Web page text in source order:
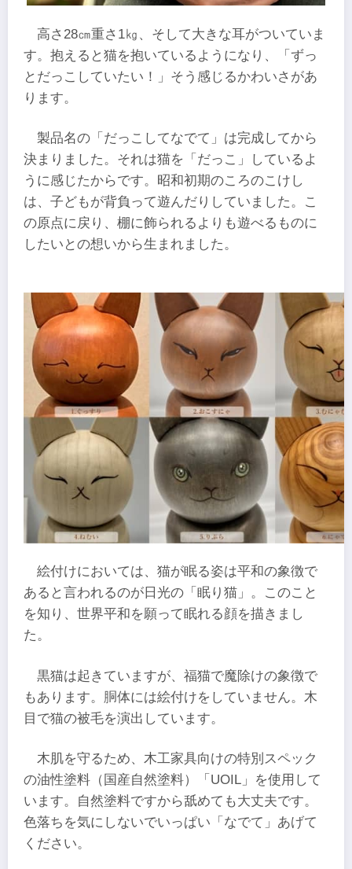
高さ28㎝重さ1㎏、そして大きな耳がついていま
す。抱えると猫を抱いているようになり、「ずっ
とだっこしていたい！」そう感じるかわいさがあ
ります。
製品名の「だっこしてなでて」は完成してから
決まりました。それは猫を「だっこ」しているよ
うに感じたからです。昭和初期のころのこけし
は、子どもが背負って遊んだりしていました。こ
の原点に戻り、棚に飾られるよりも遊べるものに
したいとの想いから生まれました。
絵付けにおいては、猫が眠る姿は平和の象徴で
あると言われるのが日光の「眠り猫」。このこと
を知り、世界平和を願って眠れる顔を描きまし
た。
黒猫は起きていますが、福猫で魔除けの象徴で
もあります。胴体には絵付けをしていません。木
目で猫の被毛を演出しています。
木肌を守るため、木工家具向けの特別スペック
の油性塗料（国産自然塗料）「UOIL」を使用して
います。自然塗料ですから舐めても大丈夫です。
色落ちを気にしないでいっぱい「なでて」あげて
ください。